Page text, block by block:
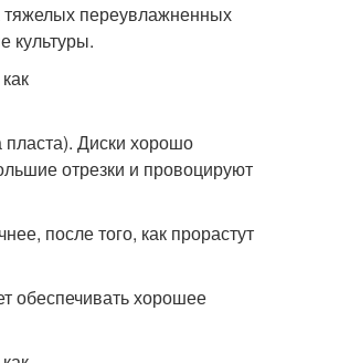
тяжелых переувлажненных
культуры.
Диски хорошо
отрезки и провоцируют
после того, как прорастут
обеспечивать хорошее